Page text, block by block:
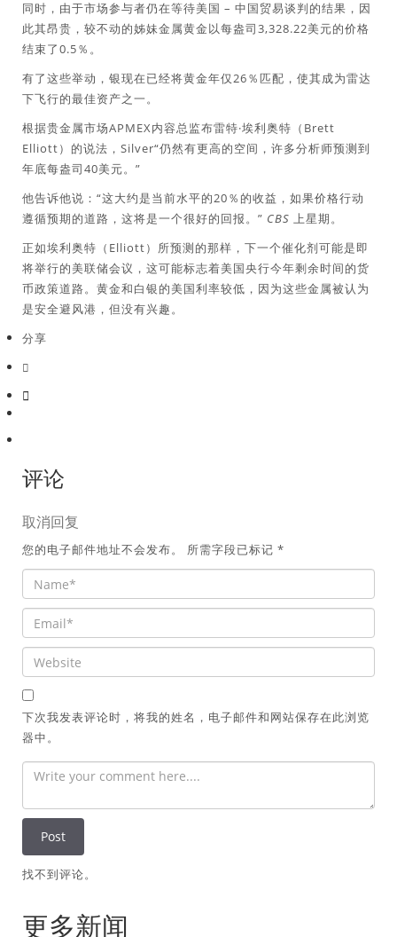
同时，由于市场参与者仍在等待美国 – 中国贸易谈判的结果，因
此其昂贵，较不动的姊妹金属黄金以每盎司3,328.22美元的价格
结束了0.5％。
有了这些举动，银现在已经将黄金年仅26％匹配，使其成为雷达
下飞行的最佳资产之一。
根据贵金属市场APMEX内容总监布雷特·埃利奥特（Brett
Elliott）的说法，Silver“仍然有更高的空间，许多分析师预测到
年底每盎司40美元。”
他告诉他说：“这大约是当前水平的20％的收益，如果价格行动
遵循预期的道路，这将是一个很好的回报。” CBS 上星期。
正如埃利奥特（Elliott）所预测的那样，下一个催化剂可能是即
将举行的美联储会议，这可能标志着美国央行今年剩余时间的货
币政策道路。黄金和白银的美国利率较低，因为这些金属被认为
是安全避风港，但没有兴趣。
分享
评论
取消回复
您的电子邮件地址不会发布。 所需字段已标记 *
下次我发表评论时，将我的姓名，电子邮件和网站保存在此浏览
器中。
找不到评论。
更多新闻